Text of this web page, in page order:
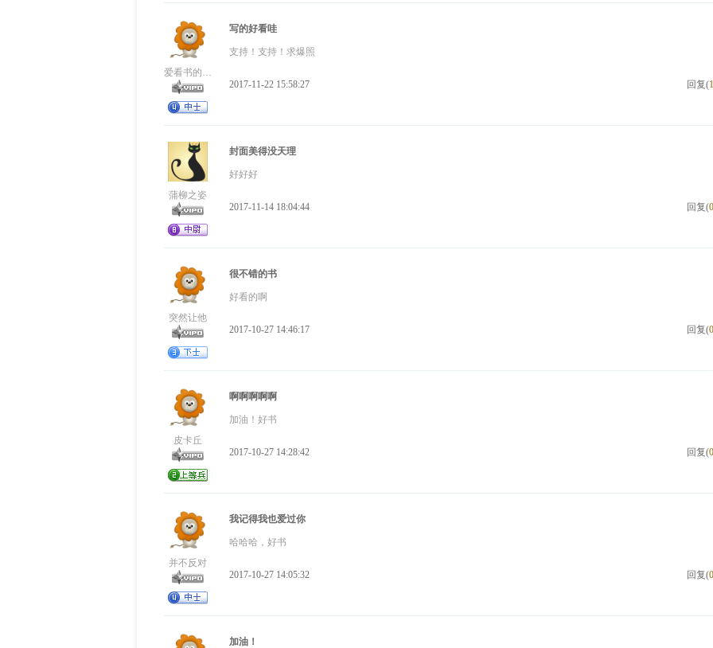
写的好看哇
支持！支持！求爆照
2017-11-22 15:58:27 回复(1
蒲柳之姿
封面美得没天理
好好好
2017-11-14 18:04:44 回复(0
突然让他
很不错的书
好看的啊
2017-10-27 14:46:17 回复(0
皮卡丘
啊啊啊啊啊
加油！好书
2017-10-27 14:28:42 回复(0
并不反对
我记得我也爱过你
哈哈哈，好书
2017-10-27 14:05:32 回复(0
加油！